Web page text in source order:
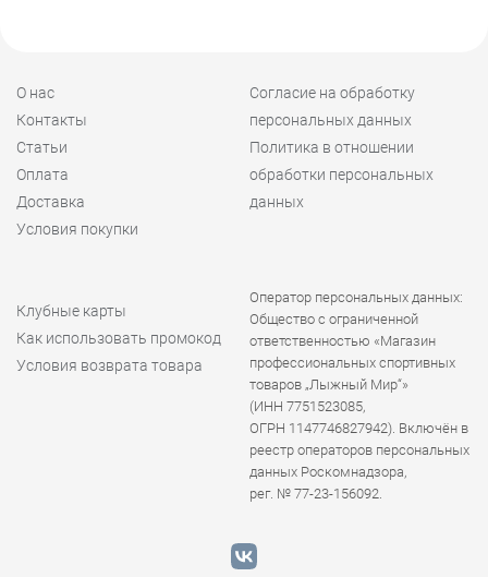
О нас
Контакты
Статьи
Оплата
Доставка
Условия покупки
Согласие на обработку
персональных данных
Политика в отношении
обработки персональных
данных
Клубные карты
Как использовать промокод
Условия возврата товара
Оператор персональных данных:
Общество с ограниченной
ответственностью «Магазин
профессиональных спортивных
товаров „Лыжный Мир“»
(ИНН 7751523085,
ОГРН 1147746827942). Включён в
реестр операторов персональных
данных Роскомнадзора,
рег. № 77-23-156092.